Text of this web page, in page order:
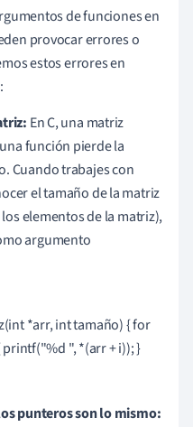
de funciones en
provocar errores o
estos errores en
En C, una matriz
función pierde la
Cuando trabajes con
el tamaño de la matriz
elementos de la matriz),
argumento
*arr, int tamaño) { for
printf("%d ", *(arr + i)); }
punteros son lo mismo: